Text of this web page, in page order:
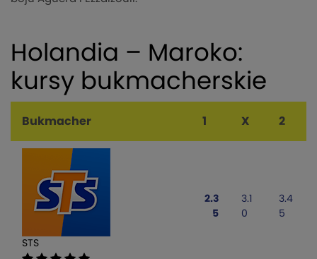
Holandia – Maroko:
kursy bukmacherskie
Bukmacher 1 X 2
STS
2.3
5
3.1
0
3.4
5